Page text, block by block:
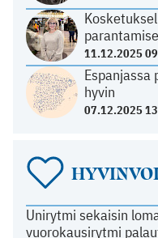
11.12.2025
hyvin
07.12.2025
Unirytmi sekaisin
vuorokausirytmi